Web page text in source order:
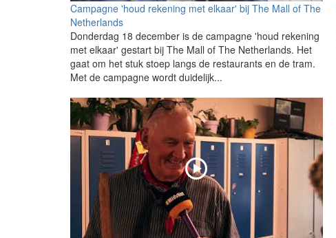
Campagne 'houd rekening met elkaar' bij The Mall of The
Netherlands
Donderdag 18 december is de campagne 'houd rekening
met elkaar' gestart bij The Mall of The Netherlands. Het
gaat om het stuk stoep langs de restaurants en de tram.
Met de campagne wordt duidelijk...